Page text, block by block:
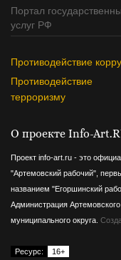
Портал
услуг РФ
Противодействие
Противодействие
терроризму
О проекте Info-
Проект info-art.ru - это
"Артемовский рабочий",
названием "Егоршинский
Администрация
муниципального округа.
Ресурс: 16+